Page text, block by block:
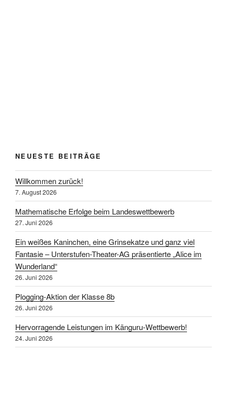
NEUESTE BEITRÄGE
Willkommen zurück!
7. August 2026
Mathematische Erfolge beim Landeswettbewerb
27. Juni 2026
Ein weißes Kaninchen, eine Grinsekatze und ganz viel
Fantasie – Unterstufen-Theater-AG präsentierte „Alice im
Wunderland“
26. Juni 2026
Plogging-Aktion der Klasse 8b
26. Juni 2026
Hervorragende Leistungen im Känguru-Wettbewerb!
24. Juni 2026